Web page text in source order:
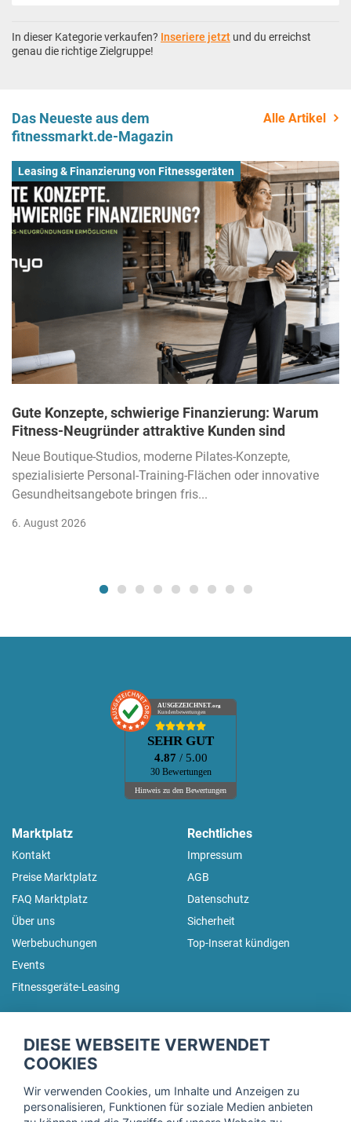
In dieser Kategorie verkaufen? Inseriere jetzt und du erreichst
genau die richtige Zielgruppe!
Das Neueste aus dem
fitnessmarkt.de-Magazin
Alle Artikel
Leasing & Finanzierung von Fitnessgeräten
Gute Konzepte, schwierige Finanzierung: Warum
Fitness-Neugründer attraktive Kunden sind
Neue Boutique-Studios, moderne Pilates-Konzepte,
spezialisierte Personal-Training-Flächen oder innovative
Gesundheitsangebote bringen fris...
6. August 2026
AUSGEZEICHNET.org
Kundenbewertungen
SEHR GUT
4.87 / 5.00
30 Bewertungen
Hinweis zu den Bewertungen
Marktplatz
Kontakt
Preise Marktplatz
FAQ Marktplatz
Über uns
Werbebuchungen
Events
Fitnessgeräte-Leasing
Rechtliches
Impressum
AGB
Datenschutz
Sicherheit
Top-Inserat kündigen
Trage dich hier für unseren Newsletter ein und erhalte regelmäßig
DIESE WEBSEITE VERWENDET
COOKIES
Wir verwenden Cookies, um Inhalte und Anzeigen zu
personalisieren, Funktionen für soziale Medien anbieten